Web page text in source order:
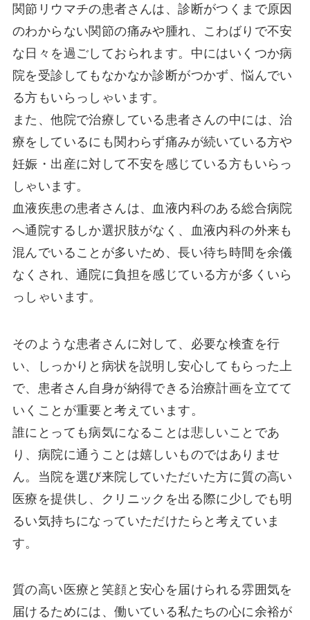
関節リウマチの患者さんは、診断がつくまで原因
のわからない関節の痛みや腫れ、こわばりで不安
な日々を過ごしておられます。中にはいくつか病
院を受診してもなかなか診断がつかず、悩んでい
る方もいらっしゃいます。
また、他院で治療している患者さんの中には、治
療をしているにも関わらず痛みが続いている方や
妊娠・出産に対して不安を感じている方もいらっ
しゃいます。
血液疾患の患者さんは、血液内科のある総合病院
へ通院するしか選択肢がなく、血液内科の外来も
混んでいることが多いため、長い待ち時間を余儀
なくされ、通院に負担を感じている方が多くいら
っしゃいます。
そのような患者さんに対して、必要な検査を行
い、しっかりと病状を説明し安心してもらった上
で、患者さん自身が納得できる治療計画を立てて
いくことが重要と考えています。
誰にとっても病気になることは悲しいことであ
り、病院に通うことは嬉しいものではありませ
ん。当院を選び来院していただいた方に質の高い
医療を提供し、クリニックを出る際に少しでも明
るい気持ちになっていただけたらと考えていま
す。
質の高い医療と笑顔と安心を届けられる雰囲気を
届けるためには、働いている私たちの心に余裕が